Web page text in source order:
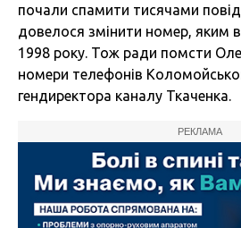
почали спамити тисячами
довелося змінити номер, яким
1998 року. Тож ради помсти
номери телефонів
гендиректора каналу Ткаченка.
РЕКЛАМА